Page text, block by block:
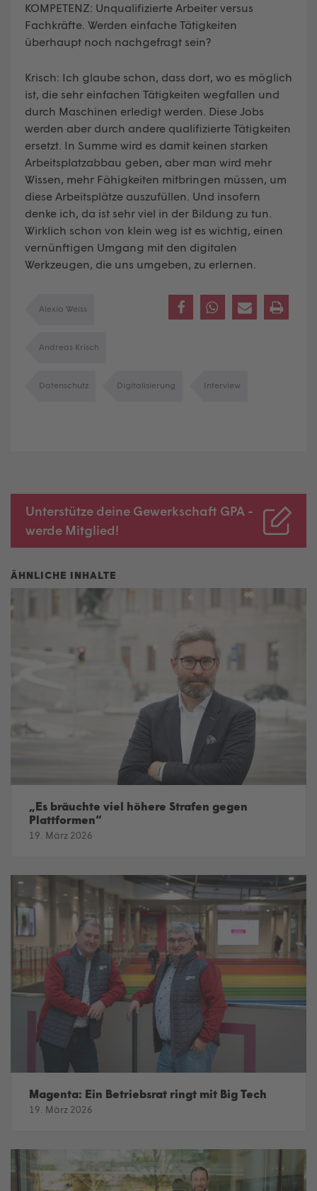
KOMPETENZ: Unqualifizierte Arbeiter versus
Fachkräfte. Werden einfache Tätigkeiten
überhaupt noch nachgefragt sein?
Krisch: Ich glaube schon, dass dort, wo es möglich
ist, die sehr einfachen Tätigkeiten wegfallen und
durch Maschinen erledigt werden. Diese Jobs
werden aber durch andere qualifizierte Tätigkeiten
ersetzt. In Summe wird es damit keinen starken
Arbeitsplatzabbau geben, aber man wird mehr
Wissen, mehr Fähigkeiten mitbringen müssen, um
diese Arbeitsplätze auszufüllen. Und insofern
denke ich, da ist sehr viel in der Bildung zu tun.
Wirklich schon von klein weg ist es wichtig, einen
vernünftigen Umgang mit den digitalen
Werkzeugen, die uns umgeben, zu erlernen.
Alexia Weiss
Andreas Krisch
Datenschutz Digitalisierung Interview
Unterstütze deine Gewerkschaft GPA -
werde Mitglied!
„Es bräuchte viel höhere Strafen gegen
Plattformen“
19. März 2026
Magenta: Ein Betriebsrat ringt mit Big Tech
19. März 2026